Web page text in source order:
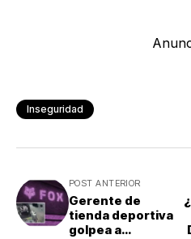
Inseguridad
POST ANTERIOR
Gerente de
tienda deportiva
golpea a